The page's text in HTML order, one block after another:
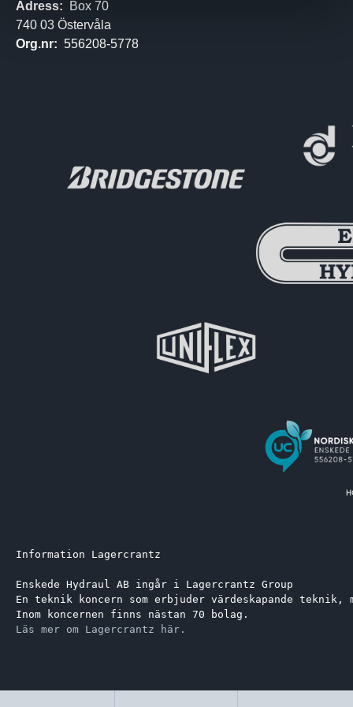
Information Lagercrantz
Enskede Hydraul AB ingår i Lagercrantz Group
En teknik koncern som erbjuder värdeskapande
Inom koncernen finns nästan 70 bolag.
Läs mer om Lagercrantz här.
Adress:
Box 70
740 03 Östervåla
Org.nr: 556208-5778